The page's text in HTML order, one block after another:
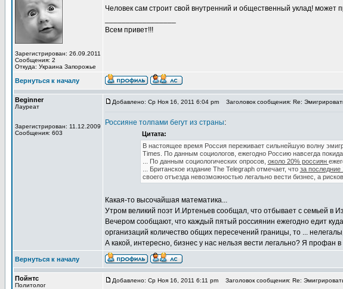
Зарегистрирован: 26.09.2011
Сообщения: 2
Откуда: Украина Запорожье
Человек сам строит свой внутренний и общественный уклад! может
Всем привет!!!
Вернуться к началу
Beginner
Лауреат
Зарегистрирован: 11.12.2009
Сообщения: 603
Добавлено: Ср Ноя 16, 2011 6:04 pm Заголовок сообщения: Re:
Россияне толпами бегут из страны:
Цитата:
В настоящее время Россия переживает сильнейшую волну
Times. По данным социологов, ежегодно Россию навсегда
... По данным социологических опросов, около 20% россиян
... Британское издание The Telegraph отмечает, что за последние
своего отъезда невозможностью легально вести бизнес, а
Какая-то высочайшая математика...
Утром великий поэт И.Иртеньев сообщал, что отбывает с семьей в
Вечером сообщают, что каждый пятый россиянин ежегодно едит
организаций количество общих пересечений границы, то ...
А какой, интересно, бизнес у нас нельзя вести легально? Я профан
Вернуться к началу
Пойнтс
Политолог
Добавлено: Ср Ноя 16, 2011 6:11 pm Заголовок сообщения: Re: